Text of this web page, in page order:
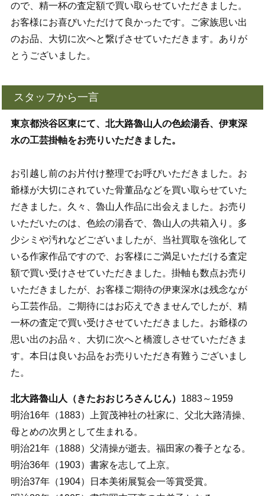
ので、精一杯の査定額で買い取らせていただきました。
お客様にお喜びいただけて良かったです。ご家族思い出
のお品、大切に次へと繋げさせていただきます。ありが
とうございました。
スタッフから一言
東京都渋谷区東にて、北大路魯山人の色絵湯呑、伊東深
水の工芸掛軸をお売りいただきました。
お引越し前のお片付け整理でお呼びいただきました。お
爺様が大切にされていた骨董品などを買い取らせていた
だきました。久々、魯山人作品に出会えました。お売り
いただいたのは、色絵の湯呑で、魯山人の共箱入り。多
少シミや汚れなどございましたが、当社買取を強化して
いる作家作品ですので、お客様にご満足いただける査定
額で買い受けさせていただきました。掛軸も数点お売り
いただきましたが、お客様ご期待の伊東深水は残念なが
ら工芸作品。ご期待にはお応えできませんでしたが、精
一杯の査定で買い受けさせていただきました。お爺様の
思い出のお品々、大切に次へと橋渡しさせていただきま
す。本日は良いお品をお売りいただき有難うございまし
た。
北大路魯山人（きたおおじろさんじん） 1883～1959
明治16年（1883）上賀茂神社の社家に、父北大路清操、
母とめの次男として生まれる。
明治21年（1888）父清操が逝去。福田家の養子となる。
明治36年（1903）書家を志して上京。
明治37年（1904）日本美術展覧会一等賞受賞。